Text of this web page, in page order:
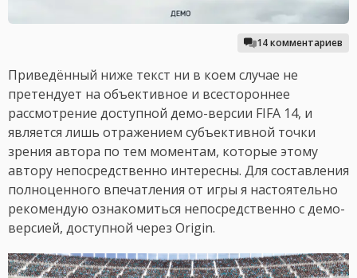
14 комментариев
Приведённый ниже текст ни в коем случае не
претендует на объективное и всестороннее
рассмотрение доступной демо-версии FIFA 14, и
является лишь отражением субъективной точки
зрения автора по тем моментам, которые этому
автору непосредственно интересны. Для составления
полноценного впечатления от игры я настоятельно
рекомендую ознакомиться непосредственно с демо-
версией, доступной через Origin.